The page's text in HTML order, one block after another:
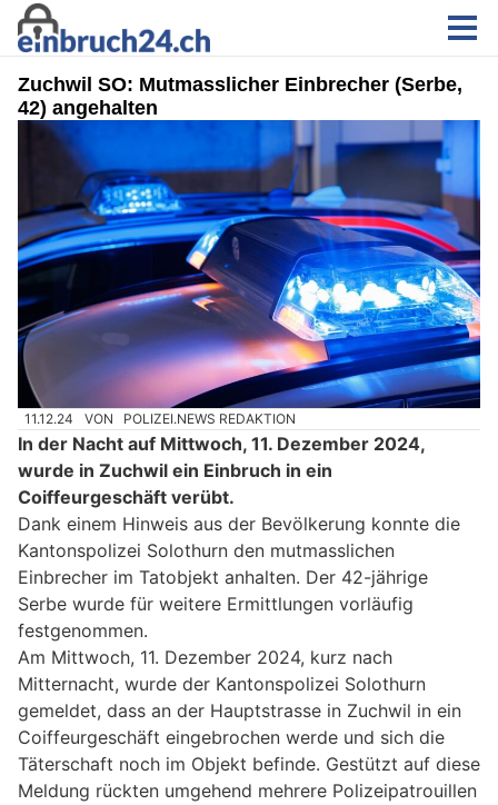
Zuchwil SO: Mutmasslicher Einbrecher (Serbe,
42) angehalten
11.12.24 VON POLIZEI.NEWS REDAKTION
In der Nacht auf Mittwoch, 11. Dezember 2024,
wurde in Zuchwil ein Einbruch in ein
Coiffeurgeschäft verübt.
Dank einem Hinweis aus der Bevölkerung konnte die
Kantonspolizei Solothurn den mutmasslichen
Einbrecher im Tatobjekt anhalten. Der 42-jährige
Serbe wurde für weitere Ermittlungen vorläufig
festgenommen.
Am Mittwoch, 11. Dezember 2024, kurz nach
Mitternacht, wurde der Kantonspolizei Solothurn
gemeldet, dass an der Hauptstrasse in Zuchwil in ein
Coiffeurgeschäft eingebrochen werde und sich die
Täterschaft noch im Objekt befinde. Gestützt auf diese
Meldung rückten umgehend mehrere Polizeipatrouillen